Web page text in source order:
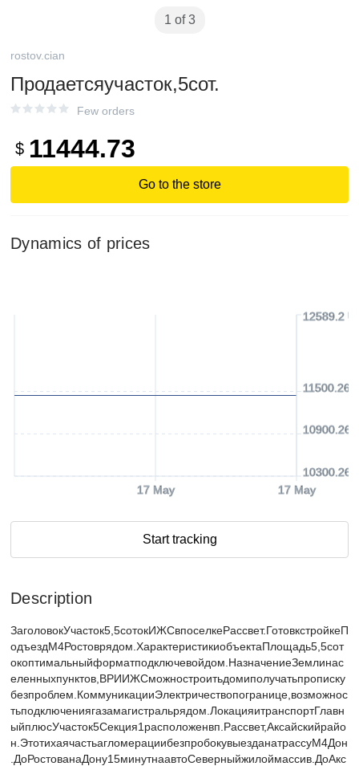
1 of 3
rostov.cian
Продаетсяучасток,5сот.
Few orders
$ 11444.73
Go to the store
Dynamics of prices
17 May 17 May
10300.26
10900.26
11500.26
12589.2
Start tracking
Description
ЗаголовокУчасток5,5сотокИЖСвпоселкеРассвет.ГотовкстройкеП
одъездМ4Ростоврядом.ХарактеристикиобъектаПлощадь5,5сот
окоптимальныйформатподключевойдом.НазначениеЗемлинас
еленныхпунктов,ВРИИЖСможностроитьдомиполучатьпрописку
безпроблем.КоммуникацииЭлектричествопогранице,возможнос
тьподключениягазамагистральрядом.ЛокацияитранспортГлавн
ыйплюсУчасток5Секция1расположенвп.Рассвет,Аксайскийрайо
н.ЭтотихаячастьагломерациибезпробокувыезданатрассуМ4Дон
.ДоРостованаДону15минутнаавтоСеверныйжилоймассив.ДоАкс